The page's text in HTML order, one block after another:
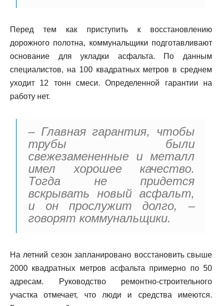
Перед тем как приступить к восстановлению
дорожного полотна, коммунальщики подготавливают
основание для укладки асфальта. По данным
специалистов, на 100 квадратных метров в среднем
уходит 12 тонн смеси. Определенной гарантии на
работу нет.
– Главная гарантия, чтобы
трубы были
свежезамененные и металл
имел хорошее качество.
Тогда не придется
вскрывать новый асфальт,
и он прослужит долго, –
говорят коммунальщики.
На летний сезон запланировано восстановить свыше
2000 квадратных метров асфальта примерно по 50
адресам. Руководство ремонтно-строительного
участка отмечает, что люди и средства имеются.